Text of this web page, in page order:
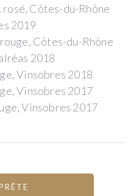
Côtes-du-Rhône
2019
Côtes-du-Rhône
2018
Vinsobres 2018
Vinsobres 2017
Vinsobres 2017